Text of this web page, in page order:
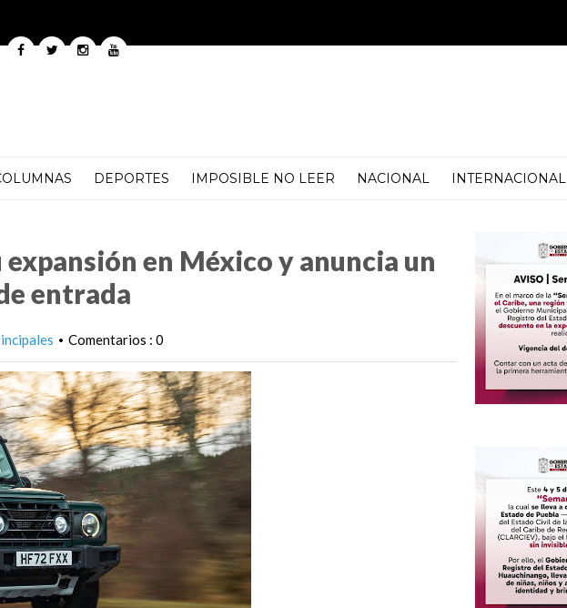
DEPORTES IMPOSIBLE NO LEER NACIONAL INTERNACIONAL
en México y anuncia un
entrada
• Comentarios : 0